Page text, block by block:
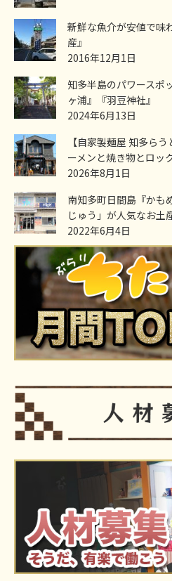
新鮮な魚介が安値で味
産』
2016年12月1日
知多半島のパワースポ
ヶ浦』『羽豆神社』
2024年6月13日
【自家製麺屋 知多ら
ーメンと焼き物とロッ
2026年8月1日
南知多町日間島『かも
じゅう」が人気なお土
2022年6月4日